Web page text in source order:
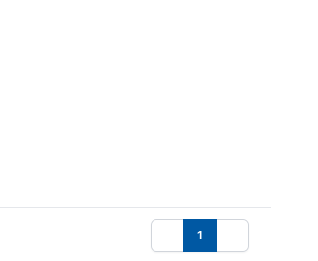
Föregående
1
Nästa